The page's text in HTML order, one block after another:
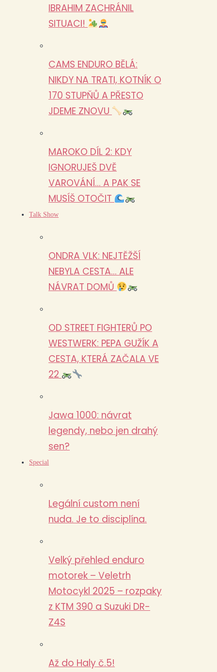
IBRAHIM ZACHRÁNIL
SITUACI!
CAMS ENDURO BĚLÁ:
NIKDY NA TRATI, KOTNÍK O
170 STUPŇŮ A PŘESTO
JDEME ZNOVU
MAROKO DÍL 2: KDY
IGNORUJEŠ DVĚ
VAROVÁNÍ… A PAK SE
MUSÍŠ OTOČIT
Talk Show
ONDRA VLK: NEJTĚŽŠÍ
NEBYLA CESTA… ALE
NÁVRAT DOMŮ
OD STREET FIGHTERŮ PO
WESTWERK: PEPA GUŽÍK A
CESTA, KTERÁ ZAČALA VE
22
Jawa 1000: návrat
legendy, nebo jen drahý
sen?
Special
Legální custom není
nuda. Je to disciplína.
Velký přehled enduro
motorek – Veletrh
Motocykl 2025 – rozpaky
z KTM 390 a Suzuki DR-
Z4S
Až do Haly č.5!